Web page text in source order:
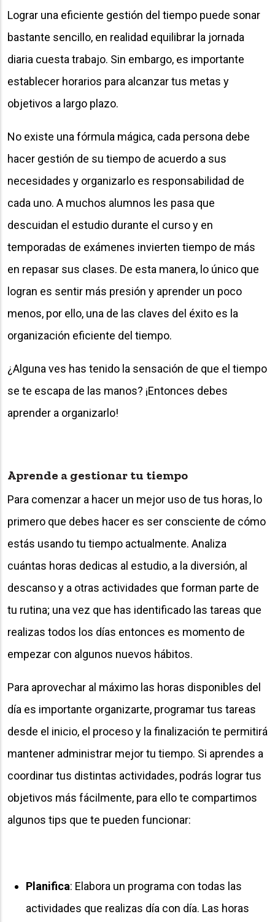
Lograr una eficiente gestión del tiempo puede sonar
bastante sencillo, en realidad equilibrar la jornada
diaria cuesta trabajo. Sin embargo, es importante
establecer horarios para alcanzar tus metas y
objetivos a largo plazo.
No existe una fórmula mágica, cada persona debe
hacer gestión de su tiempo de acuerdo a sus
necesidades y organizarlo es responsabilidad de
cada uno. A muchos alumnos les pasa que
descuidan el estudio durante el curso y en
temporadas de exámenes invierten tiempo de más
en repasar sus clases. De esta manera, lo único que
logran es sentir más presión y aprender un poco
menos, por ello, una de las claves del éxito es la
organización eficiente del tiempo.
¿Alguna ves has tenido la sensación de que el tiempo
se te escapa de las manos? ¡Entonces debes
aprender a organizarlo!
Aprende a gestionar tu tiempo
Para comenzar a hacer un mejor uso de tus horas, lo
primero que debes hacer es ser consciente de cómo
estás usando tu tiempo actualmente. Analiza
cuántas horas dedicas al estudio, a la diversión, al
descanso y a otras actividades que forman parte de
tu rutina; una vez que has identificado las tareas que
realizas todos los días entonces es momento de
empezar con algunos nuevos hábitos.
Para aprovechar al máximo las horas disponibles del
día es importante organizarte, programar tus tareas
desde el inicio, el proceso y la finalización te permitirá
mantener administrar mejor tu tiempo. Si aprendes a
coordinar tus distintas actividades, podrás lograr tus
objetivos más fácilmente, para ello te compartimos
algunos tips que te pueden funcionar:
Planifica: Elabora un programa con todas las
actividades que realizas día con día. Las horas